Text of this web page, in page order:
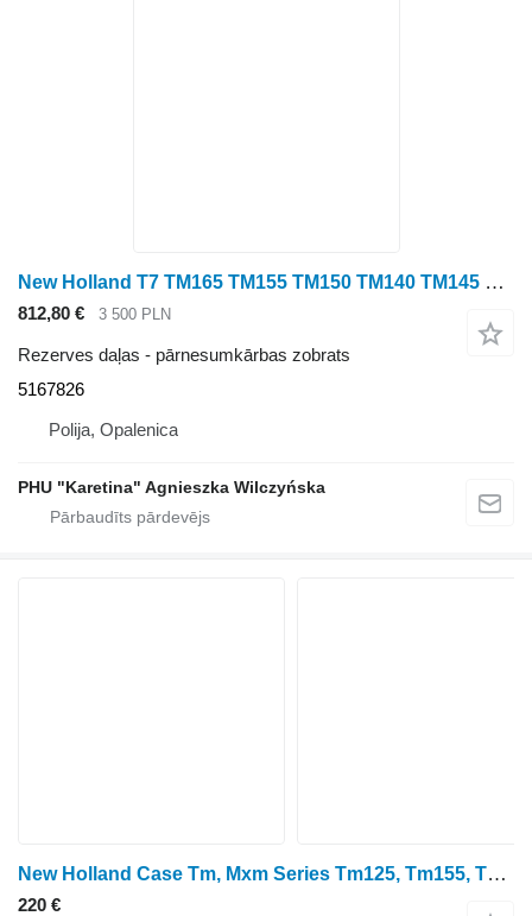
New Holland T7 TM165 TM155 TM150 TM140 TM145 TM180 T6080 T6030 Koło Zębate 5 5167826 pārnesumkārbas zobrats paredzēts New Holland T7 TM165 ,TM155 ,TM150 ,TM140, TM145 ,TM180 ,T6080, T6030 riteņtraktora
812,80 € 3 500 PLN
Rezerves daļas - pārnesumkārbas zobrats
5167826
Polija, Opalenica
PHU "Karetina" Agnieszka Wilczyńska
New Holland Case Tm, Mxm Series Tm125, Tm155, Tm165 Fwd Shaft Rear 5184027 kardānvārpsta paredzēts riteņtraktora
220 €